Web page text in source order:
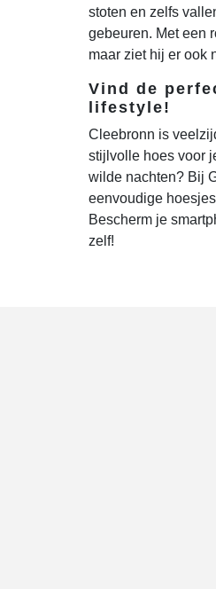
stoten en zelfs
gebeuren. Met een
maar ziet hij er ook
Vind de
lifestyle!
Cleebronn is
stijlvolle hoes voor
wilde nachten? Bij
eenvoudige
Bescherm je
zelf!